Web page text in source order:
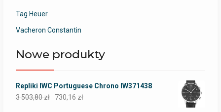
Tag Heuer
Vacheron Constantin
Nowe produkty
Repliki IWC Portuguese Chrono IW371438
3 503,80zł 730,16 zł